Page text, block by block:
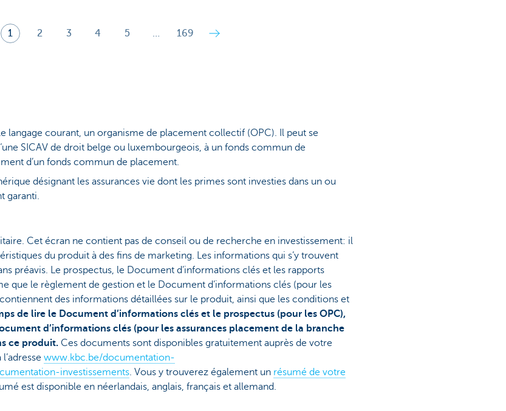
1 2 3 4 5 … 169
langage courant, un organisme de placement collectif (OPC). Il peut se
SICAV de droit belge ou luxembourgeois, à un fonds commun de
d’un fonds commun de placement.
désignant les assurances vie dont les primes sont investies dans un ou
garanti.
Cet écran ne contient pas de conseil ou de recherche en investissement: il
du produit à des fins de marketing. Les informations qui s’y trouvent
préavis. Le prospectus, le Document d’informations clés et les rapports
que le règlement de gestion et le Document d’informations clés (pour les
des informations détaillées sur le produit, ainsi que les conditions et
de lire le Document d’informations clés et le prospectus (pour les OPC),
d’informations clés (pour les assurances placement de la branche
ce produit. Ces documents sont disponibles gratuitement auprès de votre
www.kbc.be/documentation-
investissements. Vous y trouverez également un résumé de votre
est disponible en néerlandais, anglais, français et allemand.